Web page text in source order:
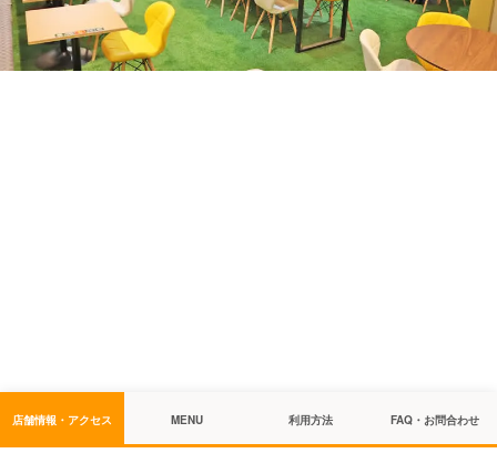
店舗情報・アクセス MENU 利用方法 FAQ・お問合わせ